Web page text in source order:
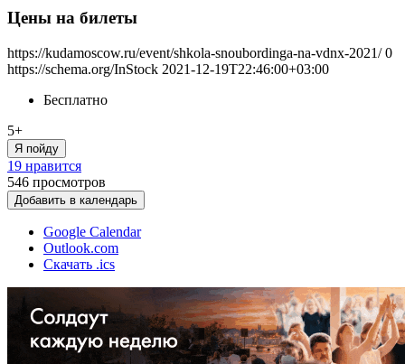
Цены на билеты
https://kudamoscow.ru/event/shkola-snoubordinga-na-vdnx-2021/ 0
https://schema.org/InStock 2021-12-19T22:46:00+03:00
Бесплатно
5+
Я пойду
19 нравится
546 просмотров
Добавить в календарь
Google Calendar
Outlook.com
Скачать .ics